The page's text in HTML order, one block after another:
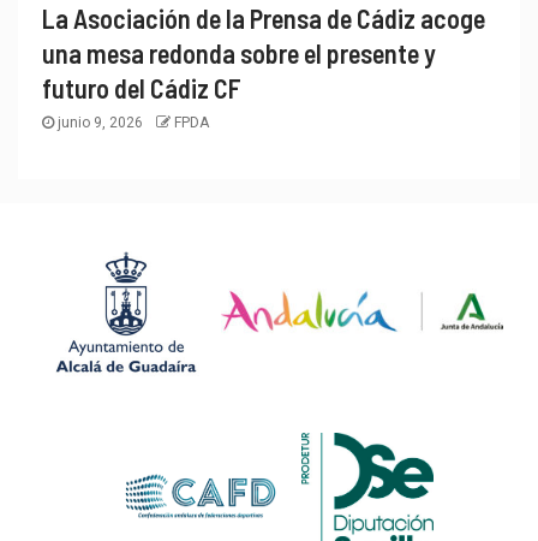
La Asociación de la Prensa de Cádiz acoge
una mesa redonda sobre el presente y
futuro del Cádiz CF
junio 9, 2026 FPDA